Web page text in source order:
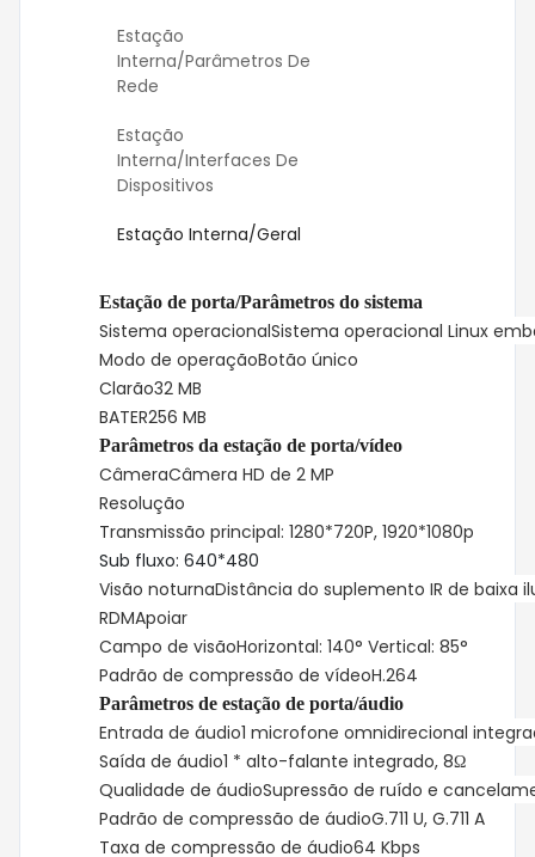
Estação
Interna/Parâmetros De
Rede
Estação
Interna/interfaces De
Dispositivos
Estação Interna/Geral
Estação de porta/Parâmetros do sistema
Sistema operacionalSistema operacional Linux
Modo de operaçãoBotão único
Clarão32 MB
BATER256 MB
Parâmetros da estação de porta/vídeo
CâmeraCâmera HD de 2 MP
Resolução
Transmissão principal: 1280*720P, 1920*1080p
Sub fluxo: 640*480
Visão noturnaDistância do suplemento IR de baixa
RDMApoiar
Campo de visãoHorizontal: 140° Vertical: 85°
Padrão de compressão de vídeoH.264
Parâmetros de estação de porta/áudio
Entrada de áudio1 microfone omnidirecional
Saída de áudio1 * alto-falante integrado, 8Ω
Qualidade de áudioSupressão de ruído e
Padrão de compressão de áudioG.711 U, G.711 A
Taxa de compressão de áudio64 Kbps